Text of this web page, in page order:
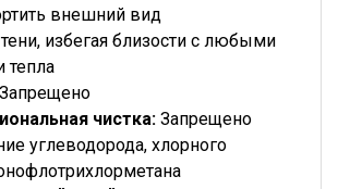
внешний вид
избегая близости с любыми
тепла
Запрещено
чистка: Запрещено
углеводорода, хлорного